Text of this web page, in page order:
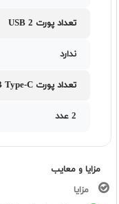
تعداد پورت USB 2
ندارد
تعداد پورت USB Type-C
2 عدد
مزایا و معایب
مزایا